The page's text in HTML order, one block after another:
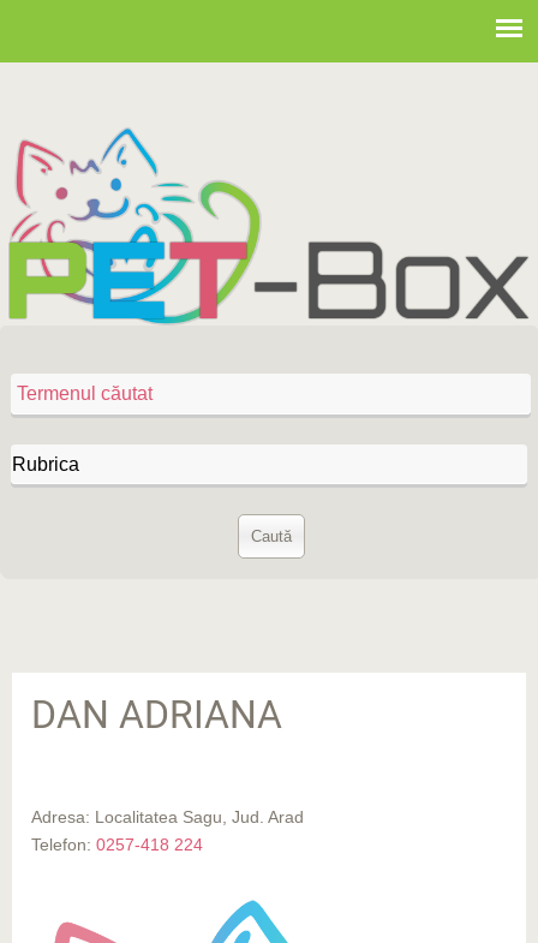
DAN ADRIANA
Adresa: Localitatea Sagu, Jud. Arad
Telefon: 0257-418 224